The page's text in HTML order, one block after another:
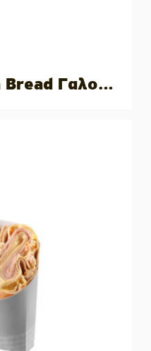
Χειροποίητο Pita Bread Γαλοπούλα